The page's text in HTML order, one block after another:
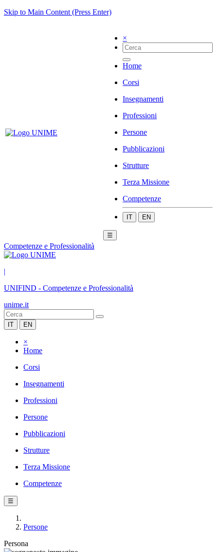
Skip to Main Content (Press Enter)
×
Home
Corsi
Insegnamenti
Professioni
Persone
Pubblicazioni
Strutture
Terza Missione
Competenze
IT EN
☰
Competenze e Professionalità
|
UNIFIND - Competenze e Professionalità
unime.it
IT EN
×
Home
Corsi
Insegnamenti
Professioni
Persone
Pubblicazioni
Strutture
Terza Missione
Competenze
☰
Persone
Persona